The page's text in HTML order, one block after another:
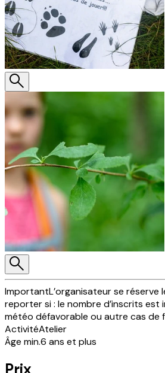
ImportantL’organisateur se réserve
reporter si : le nombre d’inscrits est
météo défavorable ou autre cas de
ActivitéAtelier
Âge min.6 ans et plus
Prix